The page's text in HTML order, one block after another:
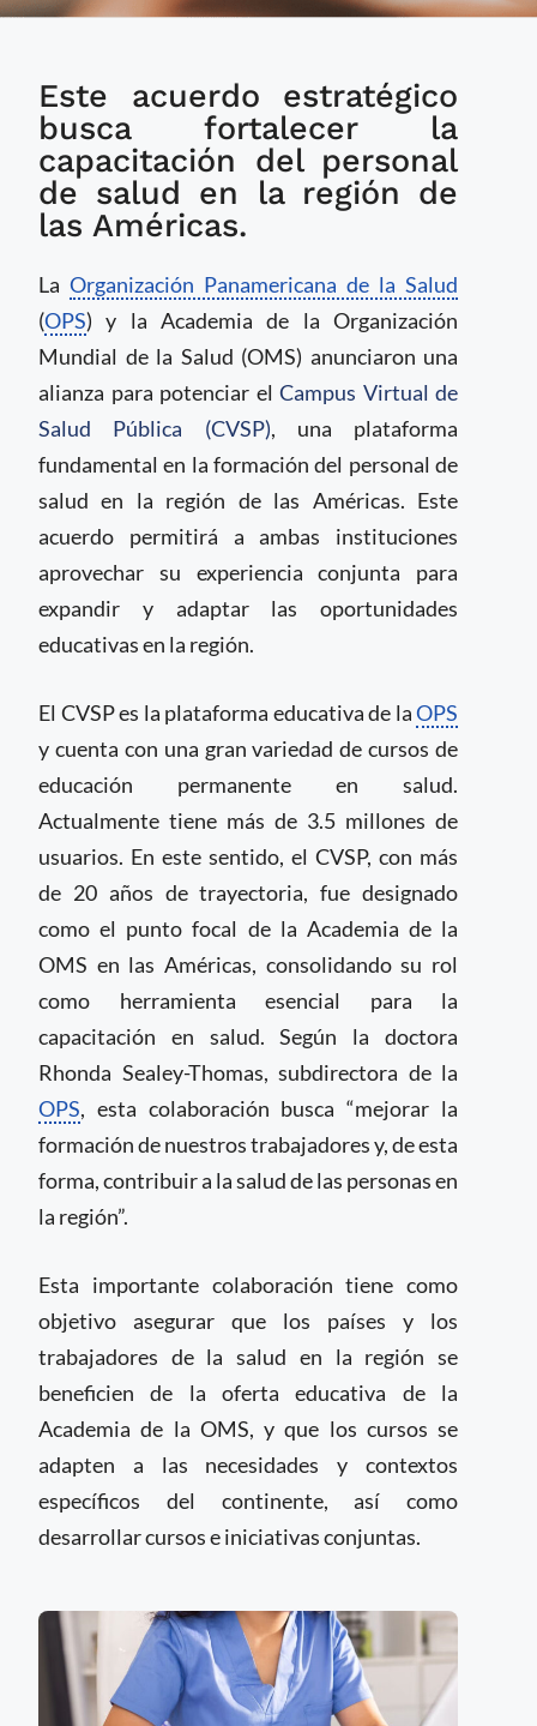
OPS colaboran para la
expansión del Campus
Virtual de Salud
Pública
Este acuerdo estratégico
busca fortalecer la
capacitación del personal
de salud en la región de
las Américas.
La Organización Panamericana de la Salud
(OPS) y la Academia de la Organización
Mundial de la Salud (OMS) anunciaron una
alianza para potenciar el Campus Virtual de
Salud Pública (CVSP), una plataforma
fundamental en la formación del personal de
salud en la región de las Américas. Este
acuerdo permitirá a ambas instituciones
aprovechar su experiencia conjunta para
expandir y adaptar las oportunidades
educativas en la región.
El CVSP es la plataforma educativa de laOPS
y cuenta con una gran variedad de cursos de
educación permanente en salud.
Actualmente tiene más de 3.5 millones de
usuarios. En este sentido, el CVSP, con más
de 20 años de trayectoria, fue designado
como el punto focal de la Academia de la
OMS en las Américas, consolidando su rol
como herramienta esencial para la
capacitación en salud. Según la doctora
Rhonda Sealey-Thomas, subdirectora de la
OPS, esta colaboración busca “mejorar la
formación de nuestros trabajadores y, de esta
forma, contribuir a la salud de las personas en
la región”.
Esta importante colaboración tiene como
objetivo asegurar que los países y los
trabajadores de la salud en la región se
beneficien de la oferta educativa de la
Academia de la OMS, y que los cursos se
adapten a las necesidades y contextos
específicos del continente, así como
desarrollar cursos e iniciativas conjuntas.